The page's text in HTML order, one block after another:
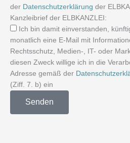
der Datenschutzerklärung der
Kanzleibrief der ELBKANZLEI:
Ich bin damit einverstanden,
monatlich eine E-Mail mit
Rechtsschutz, Medien-, IT- oder
diesen Zweck willige ich in die
Adresse gemäß der
(Ziff. 7. b) ein
Senden